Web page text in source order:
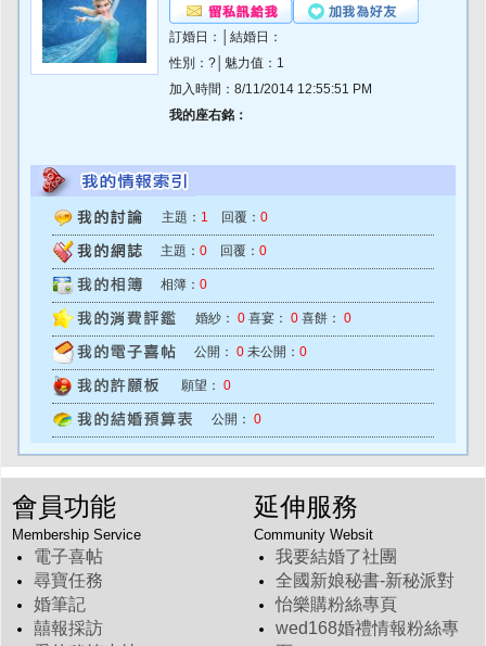
訂婚日：│結婚日：
性別：?│魅力值：1
加入時間：8/11/2014 12:55:51 PM
我的座右銘：
主題： 1 回覆： 0
主題： 0 回覆： 0
相簿： 0
婚紗： 0 喜宴： 0 喜餅： 0
公開： 0 未公開： 0
願望： 0
公開： 0
會員功能
Membership Service
電子喜帖
尋寶任務
婚筆記
囍報採訪
延伸服務
Community Websit
我要結婚了社團
全國新娘秘書-新秘派對
怡樂購粉絲專頁
wed168婚禮情報粉絲專